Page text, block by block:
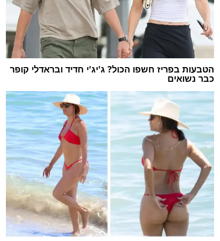
הטבעות בפריז חשפו הכול? ג'יג'י חדיד ובראדלי קופר
כבר נשואים